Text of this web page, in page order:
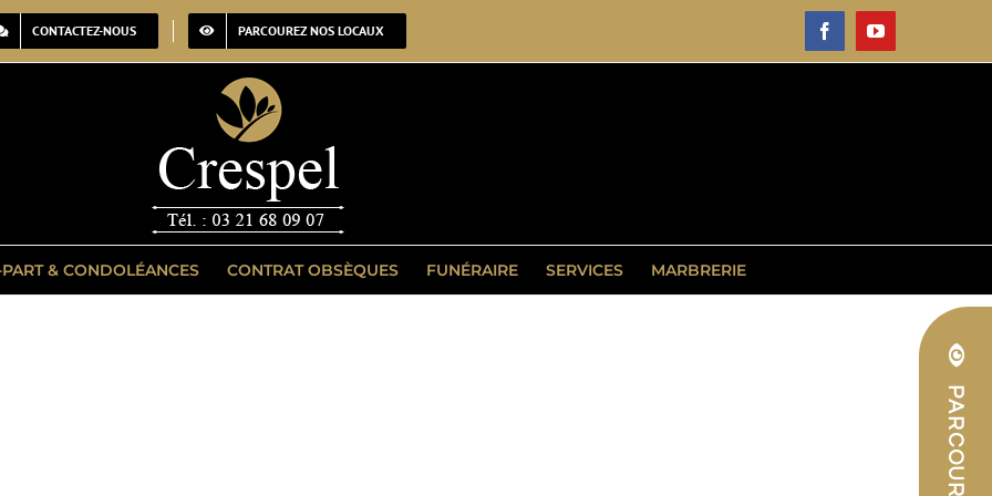
CONTACTEZ-NOUS PARCOUREZ NOS LOCAUX FacebookYouTube
& CONDOLÉANCES CONTRAT OBSÈQUES FUNÉRAIRE SERVICES MARBRERIE